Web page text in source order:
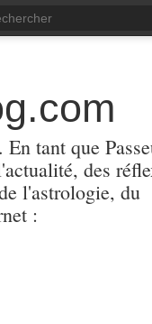
tant que
des
l'astrologie, du
: